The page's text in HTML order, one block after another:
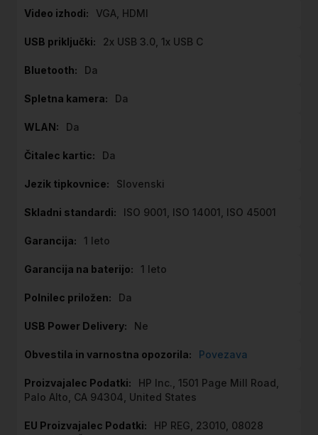
VGA, HDMI
2x USB 3.0, 1x USB C
Da
Da
Da
Da
Slovenski
ISO 9001, ISO 14001, ISO 45001
1 leto
1 leto
Da
Ne
Povezava
HP Inc., 1501 Page Mill Road,
Palo Alto, CA 94304, United States
HP REG, 23010, 08028